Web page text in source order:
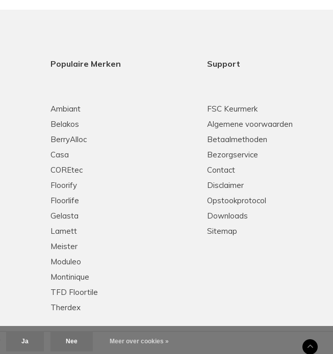
Populaire Merken
Ambiant
Belakos
BerryAlloc
Casa
COREtec
Floorify
Floorlife
Gelasta
Lamett
Meister
Moduleo
Montinique
TFD Floortile
Therdex
Support
FSC Keurmerk
Algemene voorwaarden
Betaalmethoden
Bezorgservice
Contact
Disclaimer
Opstookprotocol
Downloads
Sitemap
Ja Nee Meer over cookies »